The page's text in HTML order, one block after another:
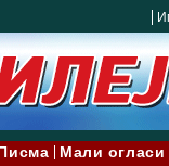
Мали огласи